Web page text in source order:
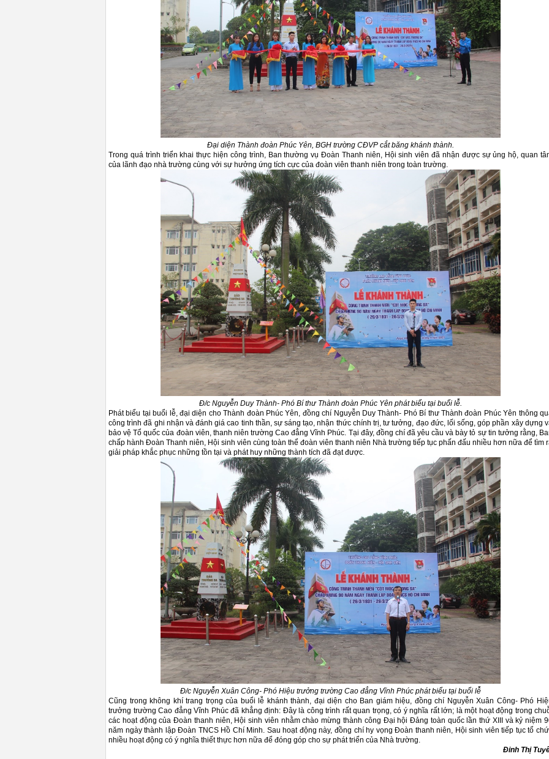
Đại diện Thành đoàn Phúc Yên, BGH trường CĐVP cắt băng khánh thành.
Trong quá trình triển khai thực hiện công trình, Ban thường vụ Đoàn Thanh niên, Hội sinh viên đã nhận được sự ủng hộ, quan
của lãnh đạo nhà trường cùng với sự hưởng ứng tích cực của đoàn viên thanh niên trong toàn trường.
Đ/c Nguyễn Duy Thành- Phó Bí thư Thành đoàn Phúc Yên phát biểu tại buổi lễ.
Phát biểu tại buổi lễ, đại diện cho Thành đoàn Phúc Yên, đồng chí Nguyễn Duy Thành- Phó Bí thư Thành đoàn Phúc Yên thông
công trình đã ghi nhận và đánh giá cao tinh thần, sự sáng tạo, nhận thức chính trị, tư tưởng, đạo đức, lối sống, góp phần xây dựng
bảo vệ Tổ quốc của đoàn viên, thanh niên trường Cao đẳng Vĩnh Phúc. Tại đây, đồng chí đã yêu cầu và bày tỏ sự tin tưởng rằng,
chấp hành Đoàn Thanh niên, Hội sinh viên cùng toàn thể đoàn viên thanh niên Nhà trường tiếp tục phấn đấu nhiều hơn nữa để tìm
giải pháp khắc phục những tồn tại và phát huy những thành tích đã đạt được.
Đ/c Nguyễn Xuân Công- Phó Hiệu trưởng trường Cao đẳng Vĩnh Phúc phát biểu tại buổi lễ
Cũng trong không khí trang trọng của buổi lễ khánh thành, đại diện cho Ban giám hiệu, đồng chí Nguyễn Xuân Công- Phó
trưởng trường Cao đẳng Vĩnh Phúc đã khẳng định: Đây là công trình rất quan trọng, có ý nghĩa rất lớn; là một hoạt động trong
các hoạt động của Đoàn thanh niên, Hội sinh viên nhằm chào mừng thành công Đại hội Đảng toàn quốc lần thứ XIII và kỷ niệm
năm ngày thành lập Đoàn TNCS Hồ Chí Minh. Sau hoạt động này, đồng chí hy vọng Đoàn thanh niên, Hội sinh viên tiếp tục tổ
nhiều hoạt động có ý nghĩa thiết thực hơn nữa để đóng góp cho sự phát triển của Nhà trường.
Đinh Thị